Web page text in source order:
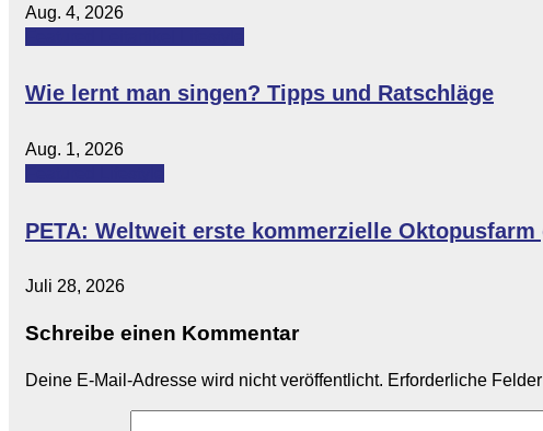
Aug. 4, 2026
Wie lernt man singen? Tipps und Ratschläge
Aug. 1, 2026
PETA: Weltweit erste kommerzielle Oktopusfarm
Juli 28, 2026
Schreibe einen Kommentar
Deine E-Mail-Adresse wird nicht veröffentlicht. Erforderliche